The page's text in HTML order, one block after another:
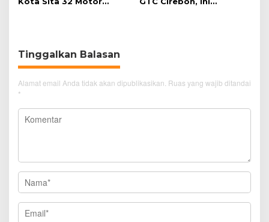
Tinggalkan Balasan
Alamat email Anda tidak akan dipublikasikan. Ruas yang wajib ditandai
*